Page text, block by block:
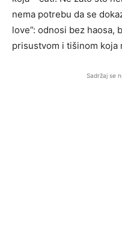
nema potrebu da se
love”: odnosi bez haosa,
prisustvom i tišinom koja
Sadržaj se